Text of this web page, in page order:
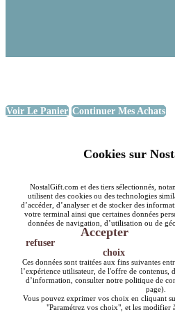
Voir Le Panier Continuer Mes Achats
Cookies sur
NostalGift.com et des tiers sélectionnés,
utilisent des cookies ou des technologies
d’accéder, d’analyser et de stocker des
votre terminal ainsi que certaines données
données de navigation, d’utilisation ou de
Accepter
refuser
choix
Ces données sont traitées aux fins suivantes
l’expérience utilisateur, de l'offre de contenus,
d’information, consulter notre politique de
page).
Vous pouvez exprimer vos choix en cliquant
"Paramétrez vos choix", et les modifier